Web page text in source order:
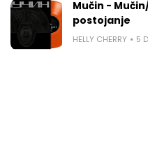
Mučin -
postojanje
HELLY CHERRY 5